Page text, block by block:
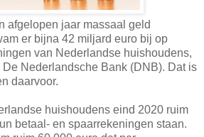
afgelopen jaar massaal geld
er bijna 42 miljard euro bij op
van Nederlandse huishoudens,
De Nederlandsche Bank (DNB). Dat is
daarvoor.
huishoudens eind 2020 ruim
betaal- en spaarrekeningen staan.